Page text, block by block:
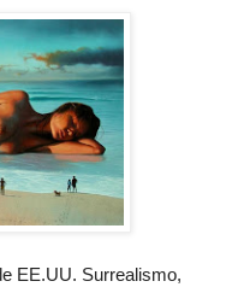
EE.UU. Surrealismo,